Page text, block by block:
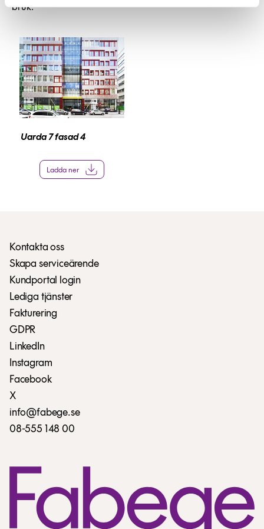
bruk.
Uarda 7 fasad 4
Ladda ner
Kontakta oss
Skapa serviceärende
Kundportal login
Lediga tjänster
Fakturering
GDPR
LinkedIn
Instagram
Facebook
X
info@fabege.se
08-555 148 00